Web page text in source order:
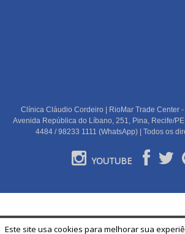
Clínica Cláudio Cordeiro | RioMar Trade Center
Avenida República do Líbano, 251, Pina, Recife/
4484 / 98233 1111 (WhatsApp) | Todos os
YOUTUBE
Este site usa cookies para melhorar sua